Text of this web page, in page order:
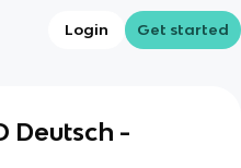
Login Get started
Deutsch -